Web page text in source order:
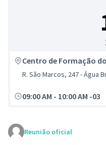
Centro de Formação
R. São Marcos, 247 - Água
09:00 AM - 10:00 AM -03
Reunião oficial